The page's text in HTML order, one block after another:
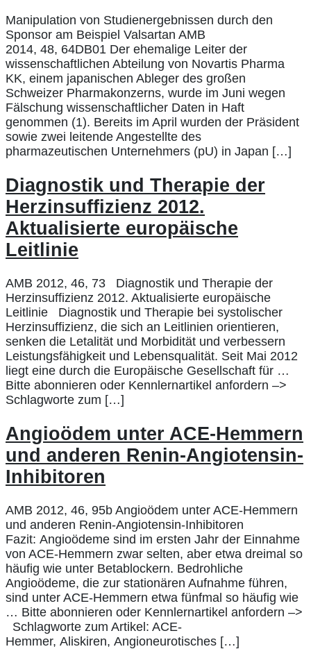
Manipulation von Studienergebnissen durch den
Sponsor am Beispiel Valsartan AMB
2014, 48, 64DB01 Der ehemalige Leiter der
wissenschaftlichen Abteilung von Novartis Pharma
KK, einem japanischen Ableger des großen
Schweizer Pharmakonzerns, wurde im Juni wegen
Fälschung wissenschaftlicher Daten in Haft
genommen (1). Bereits im April wurden der Präsident
sowie zwei leitende Angestellte des
pharmazeutischen Unternehmers (pU) in Japan […]
Diagnostik und Therapie der
Herzinsuffizienz 2012.
Aktualisierte europäische
Leitlinie
AMB 2012, 46, 73 Diagnostik und Therapie der
Herzinsuffizienz 2012. Aktualisierte europäische
Leitlinie Diagnostik und Therapie bei systolischer
Herzinsuffizienz, die sich an Leitlinien orientieren,
senken die Letalität und Morbidität und verbessern
Leistungsfähigkeit und Lebensqualität. Seit Mai 2012
liegt eine durch die Europäische Gesellschaft für …
Bitte abonnieren oder Kennlernartikel anfordern –>
Schlagworte zum […]
Angioödem unter ACE-Hemmern
und anderen Renin-Angiotensin-
Inhibitoren
AMB 2012, 46, 95b Angioödem unter ACE-Hemmern
und anderen Renin-Angiotensin-Inhibitoren
Fazit: Angioödeme sind im ersten Jahr der Einnahme
von ACE-Hemmern zwar selten, aber etwa dreimal so
häufig wie unter Betablockern. Bedrohliche
Angioödeme, die zur stationären Aufnahme führen,
sind unter ACE-Hemmern etwa fünfmal so häufig wie
… Bitte abonnieren oder Kennlernartikel anfordern –>
Schlagworte zum Artikel: ACE-
Hemmer, Aliskiren, Angioneurotisches […]